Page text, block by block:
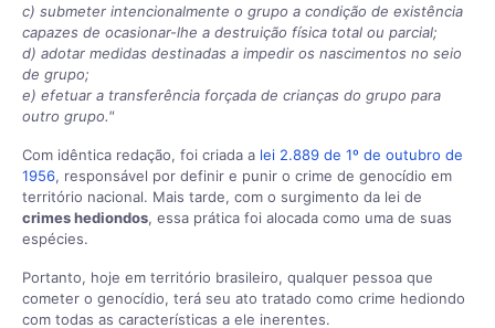
c) submeter intencionalmente o grupo a condição de existência
capazes de ocasionar-lhe a destruição física total ou parcial;
d) adotar medidas destinadas a impedir os nascimentos no seio
de grupo;
e) efetuar a transferência forçada de crianças do grupo para
outro grupo."
Com idêntica redação, foi criada a lei 2.889 de 1º de outubro de
1956, responsável por definir e punir o crime de genocídio em
território nacional. Mais tarde, com o surgimento da lei de
crimes hediondos, essa prática foi alocada como uma de suas
espécies.
Portanto, hoje em território brasileiro, qualquer pessoa que
cometer o genocídio, terá seu ato tratado como crime hediondo
com todas as características a ele inerentes.